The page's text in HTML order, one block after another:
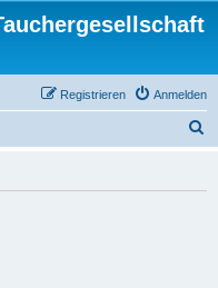
Anmelden
Registrieren